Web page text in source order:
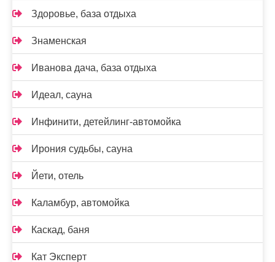
Здоровье, база отдыха
Знаменская
Иванова дача, база отдыха
Идеал, сауна
Инфинити, детейлинг-автомойка
Ирония судьбы, сауна
Йети, отель
Каламбур, автомойка
Каскад, баня
Кат Эксперт